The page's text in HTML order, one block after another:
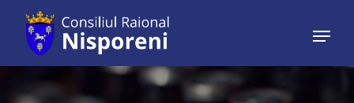
Hit enter to search or ESC to close